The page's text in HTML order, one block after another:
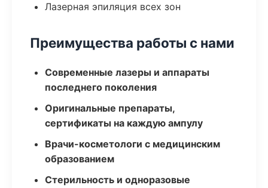
Лазерная эпиляция всех зон
Преимущества работы с нами
Современные лазеры и аппараты
последнего поколения
Оригинальные препараты,
сертификаты на каждую ампулу
Врачи-косметологи с медицинским
образованием
Стерильность и одноразовые